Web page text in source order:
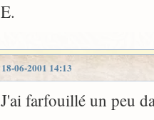
E.
18-06-2001 14:13
J'ai farfouillé un peu